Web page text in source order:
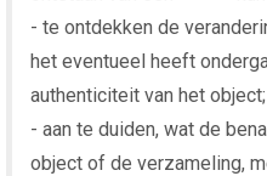
- te ontdekken de
het eventueel heeft
authenticiteit van het object;
- aan te duiden, wat de
object of de verzameling,